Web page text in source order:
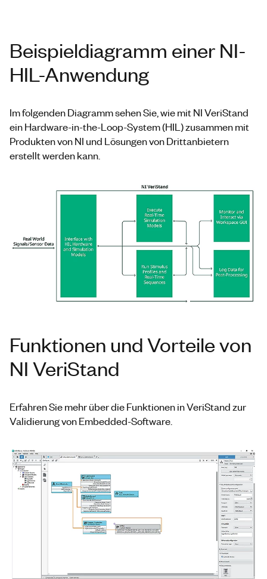
Beispieldiagramm einer NI-
HIL-Anwendung
Im folgenden Diagramm sehen Sie, wie mit NI VeriStand
ein Hardware-in-the-Loop-System (HIL) zusammen mit
Produkten von NI und Lösungen von Drittanbietern
erstellt werden kann.
Funktionen und Vorteile von
NI VeriStand
Erfahren Sie mehr über die Funktionen in VeriStand zur
Validierung von Embedded-Software.